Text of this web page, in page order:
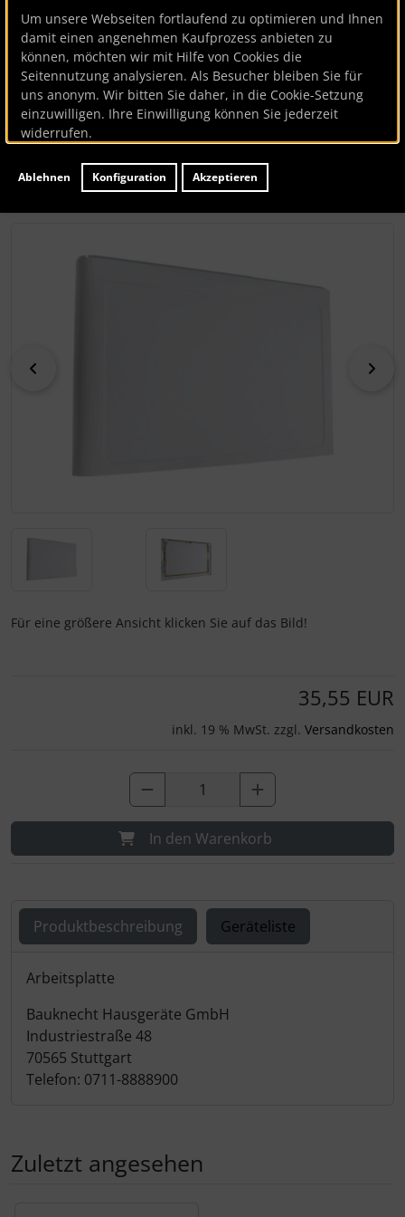
Arbeitsplatte
Bauknecht
Arbeitsplatte
Artikelnummer BK125439
Hersteller:Bauknecht
Lieferzeit: ca. 7 Werktage
Für eine größere Ansicht klicken Sie auf das Bild!
35,55 EUR
inkl. 19 % MwSt. zzgl. Versandkosten
In den Warenkorb
Produktbeschreibung Geräteliste
Produktbeschreibung
Arbeitsplatte
Bauknecht Hausgeräte GmbH
Industriestraße 48
70565 Stuttgart
Telefon: 0711-8888900
Zuletzt angesehen
Um unsere Webseiten fortlaufend zu optimieren und Ihnen
damit einen angenehmen Kaufprozess anbieten zu
können, möchten wir mit Hilfe von Cookies die
Seitennutzung analysieren. Als Besucher bleiben Sie für
uns anonym. Wir bitten Sie daher, in die Cookie-Setzung
einzuwilligen. Ihre Einwilligung können Sie jederzeit
widerrufen.
Akzeptieren
Ablehnen Konfiguration